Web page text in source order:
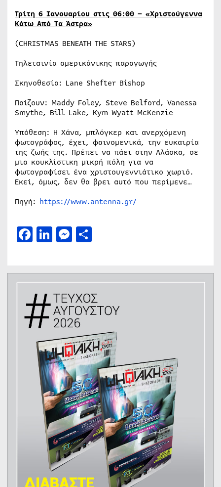
Τρίτη 6 Ιανουαρίου στις 06:00 – «Χριστούγεννα
Κάτω Από Τα Άστρα»
(CHRISTMAS BENEATH THE STARS)
Τηλεταινία αμερικάνικης παραγωγής
Σκηνοθεσία: Lane Shefter Bishop
Παίζουν: Maddy Foley, Steve Belford, Vanessa
Smythe, Bill Lake, Kym Wyatt McKenzie
Υπόθεση: Η Χάνα, μπλόγκερ και ανερχόμενη
φωτογράφος, έχει, φαινομενικά, την ευκαιρία
της ζωής της. Πρέπει να πάει στην Αλάσκα, σε
μια κουκλίστικη μικρή πόλη για να
φωτογραφίσει ένα χριστουγεννιάτικο χωριό.
Εκεί, όμως, δεν θα βρει αυτό που περίμενε…
Πηγή: https://www.antenna.gr/
Facebook
LinkedIn
Messenger